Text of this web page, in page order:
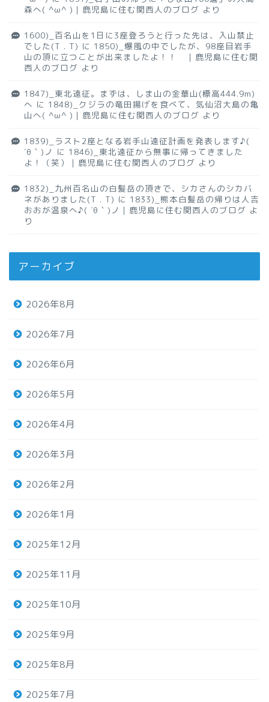
森へ( ^ω^ )｜鹿児島に住む関西人のブログ より
1600)_百名山を1日に3座登ろうと行った先は、入山禁止
でした(T . T) に 1850)_爆風の中でしたが、98座目岩手
山の頂に立つことが出来ましたよ！！ ｜鹿児島に住む関
西人のブログ より
1847)_東北遠征。まずは、しま山の金華山(標高444.9m)
へ に 1848)_クジラの竜田揚げを食べて、気仙沼大島の亀
山へ( ^ω^ )｜鹿児島に住む関西人のブログ より
1839)_ラスト2座となる岩手山遠征計画を発表します♪(
´θ｀)ノ に 1846)_東北遠征から無事に帰ってきました
よ！（笑）｜鹿児島に住む関西人のブログ より
1832)_九州百名山の白髪岳の頂きで、シカさんのシカバ
ネがありました(T . T) に 1833)_熊本白髪岳の帰りは人吉
おおが温泉へ♪( ´θ｀)ノ｜鹿児島に住む関西人のブログ よ
り
アーカイブ
2026年8月
2026年7月
2026年6月
2026年5月
2026年4月
2026年3月
2026年2月
2026年1月
2025年12月
2025年11月
2025年10月
2025年9月
2025年8月
2025年7月